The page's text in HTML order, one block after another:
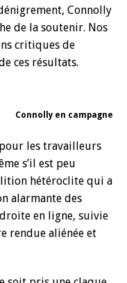
Connolly
de la soutenir. Nos
critiques de
ces résultats.
Connolly en campagne
les travailleurs
s’il est peu
hétéroclite qui a
alarmante des
droite en ligne, suivie
rendue aliénée et